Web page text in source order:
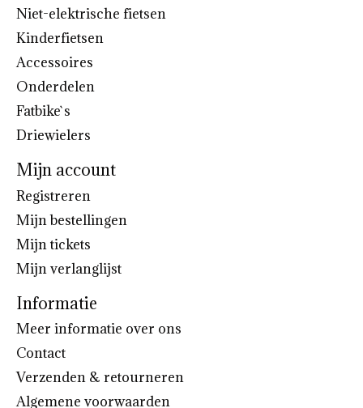
Niet-elektrische fietsen
Kinderfietsen
Accessoires
Onderdelen
Fatbike`s
Driewielers
Mijn account
Registreren
Mijn bestellingen
Mijn tickets
Mijn verlanglijst
Informatie
Meer informatie over ons
Contact
Verzenden & retourneren
Algemene voorwaarden